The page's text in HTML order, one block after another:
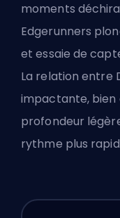
moments
Edgerunners
et essaie de
La relation entre
impactante, bien
profondeur
rythme plus